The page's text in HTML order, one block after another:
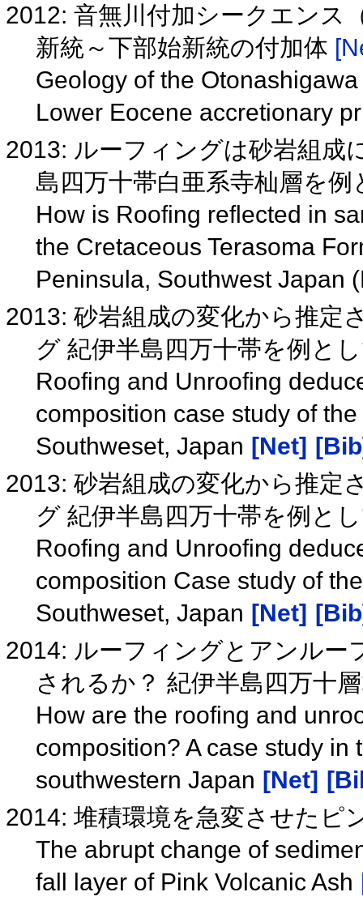
2012: 音無川付加シークエンス
新統～下部始新統の付加体
Geology of the
Lower Eocene accretionary
2013: ルーフィングは砂岩組成
島四万十帯白亜系寺杣層を
How is Roofing reflected in
the Cretaceous Terasoma
Peninsula, Southwest Japan
2013: 砂岩組成の変化から推定
グ 紀伊半島四万十帯を例と
Roofing and Unroofing
composition case study of
Southweset, Japan [Net]
2013: 砂岩組成の変化から推定
グ 紀伊半島四万十帯を例と
Roofing and Unroofing
composition Case study of
Southweset, Japan [Net]
2014: ルーフィングとアンルー
されるか？ 紀伊半島四万十
How are the roofing and
composition? A case study
southwestern Japan [Net]
2014: 堆積環境を急変させたピ
The abrupt change of
fall layer of Pink Volcanic Ash